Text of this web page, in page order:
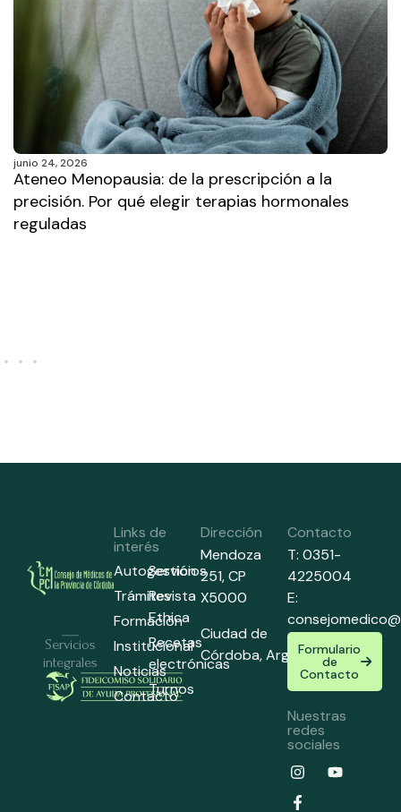
junio 24, 2026
Ateneo Menopausia: de la prescripción a la
precisión. Por qué elegir terapias hormonales
reguladas
Servicios
integrales
Links de
interés
Autogestión
Trámites
Formación
Institucional
Noticias
Contacto
Servicios
Revista
Ethica
Recetas
electrónicas
Turnos
Dirección
Mendoza
251,CP
X5000
Ciudad de
Córdoba,Argentina
Contacto
T: 0351-
4225004
E:
Formulario
de
Contacto
Nuestras
redes
sociales